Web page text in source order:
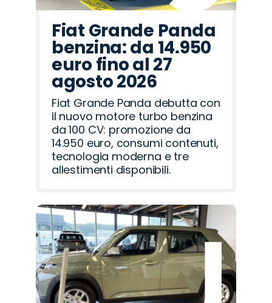
Fiat Grande Panda
benzina: da 14.950
euro fino al 27
agosto 2026
Fiat Grande Panda debutta con
il nuovo motore turbo benzina
da 100 CV: promozione da
14.950 euro, consumi contenuti,
tecnologia moderna e tre
allestimenti disponibili.